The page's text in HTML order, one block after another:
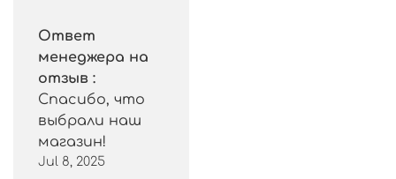
Ответ
менеджера на
отзыв :
Спасибо, что
выбрали наш
магазин!
Jul 8, 2025